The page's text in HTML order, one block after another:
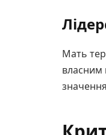
Мать
власним